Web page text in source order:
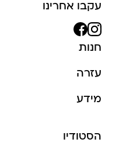
עקבו אחרינו
חנות
צמידים
בגדים
עזרה
מידע
שמירה על התכשיטים
הסטודיו